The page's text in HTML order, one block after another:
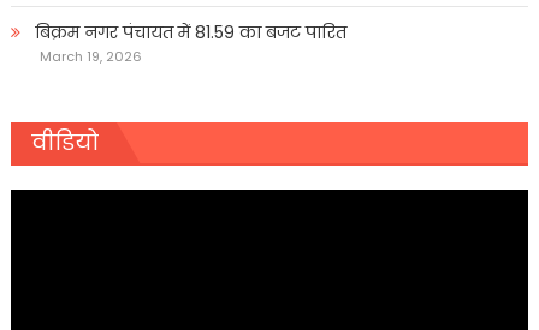
बिक्रम नगर पंचायत में 81.59 का बजट पारित
March 19, 2026
वीडियो